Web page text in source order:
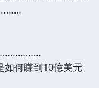
如何賺到10億美元